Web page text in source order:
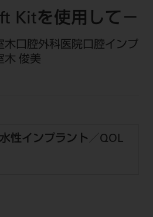
Kitを使用して－
木口腔外科医院口腔インプ
俊美
性インプラント／QOL
ク関連
わせ
意見・お問い合わせ
者歯科